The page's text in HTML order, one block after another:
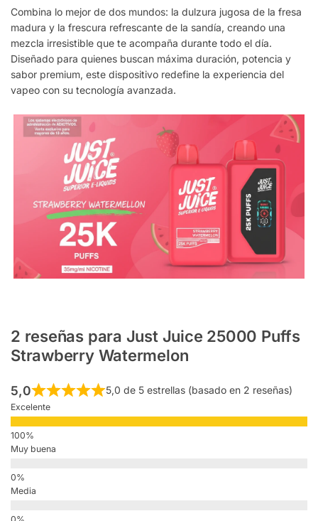
Combina lo mejor de dos mundos: la dulzura jugosa de la fresa
madura y la frescura refrescante de la sandía, creando una
mezcla irresistible que te acompaña durante todo el día.
Diseñado para quienes buscan máxima duración, potencia y
sabor premium, este dispositivo redefine la experiencia del
vapeo con su tecnología avanzada.
2 reseñas para Just Juice 25000 Puffs
Strawberry Watermelon
5,0 5,0 de 5 estrellas (basado en 2 reseñas)
Excelente
Muy buena
Media